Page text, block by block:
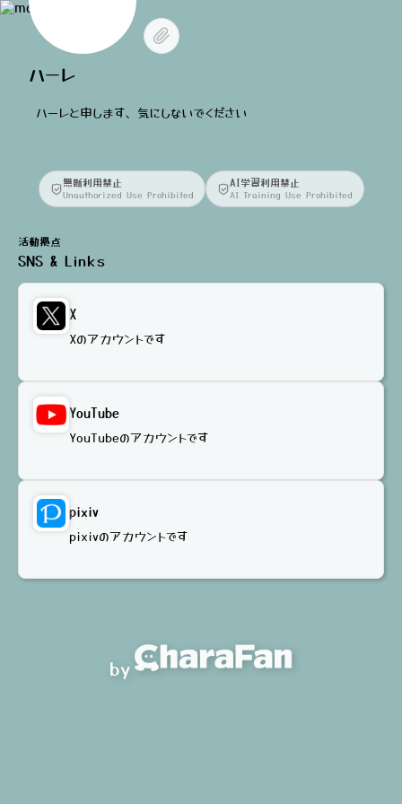
ハーレ
ハーレと申します、気にしないでください
無断利用禁止
Unauthorized Use Prohibited
AI学習利用禁止
AI Training Use Prohibited
活動拠点
SNS & Links
X
Xのアカウントです
YouTube
YouTubeのアカウントです
pixiv
pixivのアカウントです
by